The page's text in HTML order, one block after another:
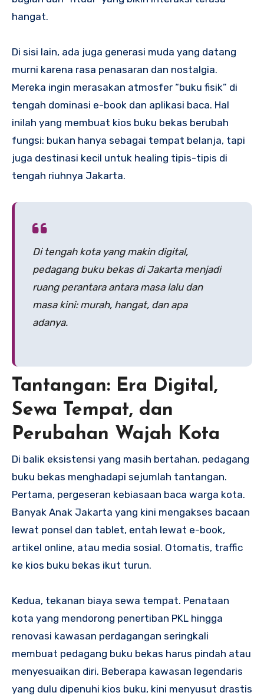
hangat.
Di sisi lain, ada juga generasi muda yang datang
murni karena rasa penasaran dan nostalgia.
Mereka ingin merasakan atmosfer “buku fisik” di
tengah dominasi e-book dan aplikasi baca. Hal
inilah yang membuat kios buku bekas berubah
fungsi: bukan hanya sebagai tempat belanja, tapi
juga destinasi kecil untuk healing tipis-tipis di
tengah riuhnya Jakarta.
Di tengah kota yang makin digital,
pedagang buku bekas di Jakarta menjadi
ruang perantara antara masa lalu dan
masa kini: murah, hangat, dan apa
adanya.
Tantangan: Era Digital,
Sewa Tempat, dan
Perubahan Wajah Kota
Di balik eksistensi yang masih bertahan, pedagang
buku bekas menghadapi sejumlah tantangan.
Pertama, pergeseran kebiasaan baca warga kota.
Banyak Anak Jakarta yang kini mengakses bacaan
lewat ponsel dan tablet, entah lewat e-book,
artikel online, atau media sosial. Otomatis, traffic
ke kios buku bekas ikut turun.
Kedua, tekanan biaya sewa tempat. Penataan
kota yang mendorong penertiban PKL hingga
renovasi kawasan perdagangan seringkali
membuat pedagang buku bekas harus pindah atau
menyesuaikan diri. Beberapa kawasan legendaris
yang dulu dipenuhi kios buku, kini menyusut drastis